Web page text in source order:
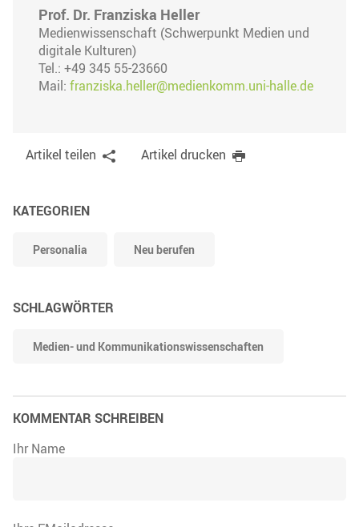
Prof. Dr. Franziska Heller
Medienwissenschaft (Schwerpunkt Medien und
digitale Kulturen)
Tel.: +49 345 55-23660
Mail: franziska.heller@medienkomm.uni-halle.de
Artikel teilen Artikel drucken
KATEGORIEN
Personalia Neu berufen
SCHLAGWÖRTER
Medien- und Kommunikationswissenschaften
KOMMENTAR SCHREIBEN
Ihr Name